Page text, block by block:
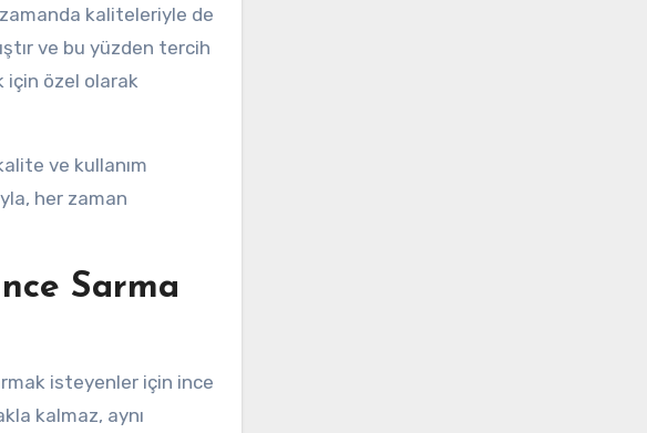
zamanda kaliteleriyle de
ve bu yüzden tercih
için özel olarak
ve kullanım
her zaman
Sarma
isteyenler için ince
kalmaz, aynı